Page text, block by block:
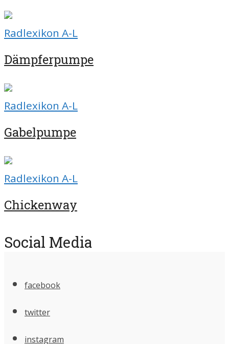
Radlexikon A-L
Dämpferpumpe
Radlexikon A-L
Gabelpumpe
Radlexikon A-L
Chickenway
Social Media
facebook
twitter
instagram